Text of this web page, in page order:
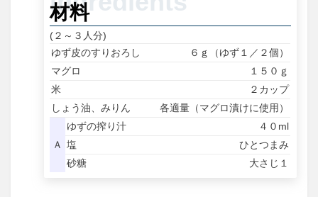
材料
(２～３人分)
ゆず皮のすりおろし
６ｇ（ゆず１／２個）
マグロ
１５０ｇ
米
２カップ
しょう油、みりん
各適量（マグロ漬けに使用）
Ａ
ゆずの搾り汁
４０ml
塩
ひとつまみ
砂糖
大さじ１